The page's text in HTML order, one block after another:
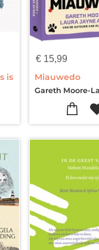
is
€ 15,99
Miauwedo